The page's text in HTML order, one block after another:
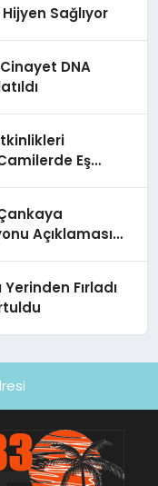
Sağlıyor
Cinayet DNA
Eş
Açıklaması
Fırladı